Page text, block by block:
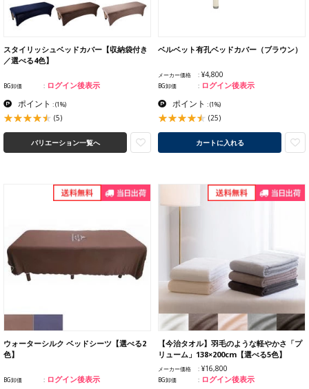
スタイリッシュベッドカバー【収納袋付き
／選べる4色】
BG卸価 ログイン後表示
ポイント :(1%)
(5)
バリエーション一覧へ
ベルベット有孔ベッドカバー（ブラウン）
メーカー価格 ¥4,800
BG卸価 ログイン後表示
ポイント :(1%)
(25)
カートに入れる
ウォーターシルク ベッドシーツ【選べる2
色】
BG卸価 ログイン後表示
【今治タオル】羽毛のような軽やかさ「プ
リューム」138×200cm【選べる5色】
メーカー価格 ¥16,800
BG卸価 ログイン後表示